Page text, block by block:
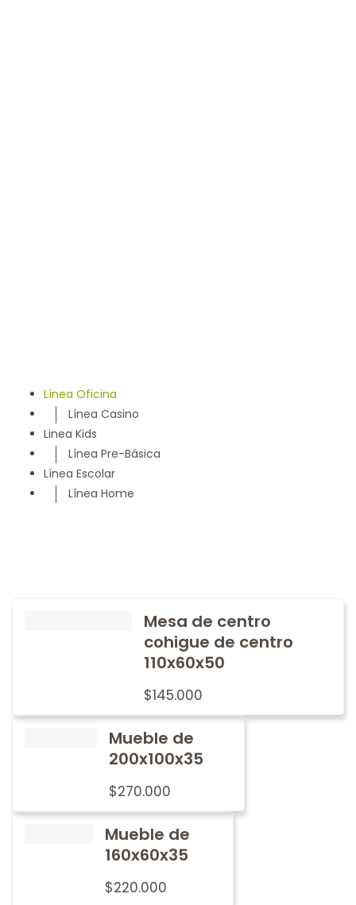
Línea Oficina
Línea Casino
Linea Kids
Línea Pre-Básica
Línea Escolar
Línea Home
Mesa de centro
cohigue de centro
110x60x50
$145.000
Mueble de
200x100x35
$270.000
Mueble de
160x60x35
$220.000